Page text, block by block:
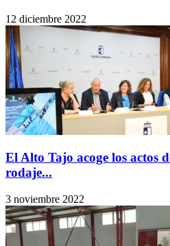
12 diciembre 2022
El Alto Tajo acoge los actos
rodaje...
3 noviembre 2022